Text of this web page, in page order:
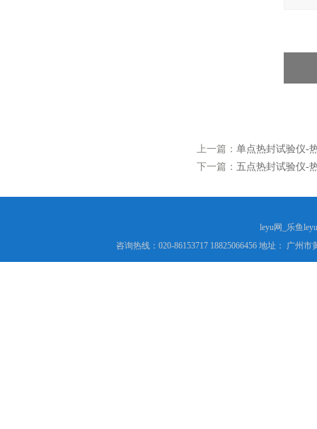
上一篇： 单点热封试验仪-
下一篇： 五点热封试验仪-
leyu网_乐鱼
咨询热线：020-86153717 18825066456 地址： 广州